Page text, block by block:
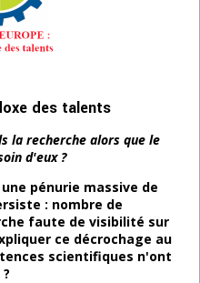
des talents
la recherche alors que le
d'eux ?
pénurie massive de
: nombre de
faute de visibilité sur
ce décrochage au
scientifiques n'ont